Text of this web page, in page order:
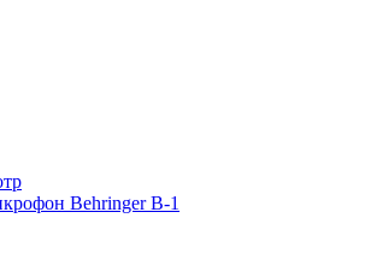
Behringer B-1